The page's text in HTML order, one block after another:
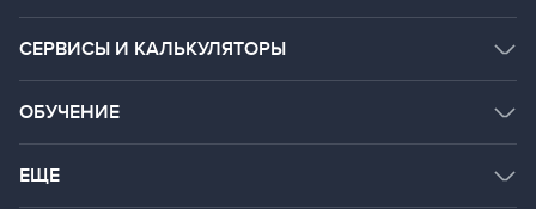
ДОКУМЕНТАЦИЯ
СЕРВИСЫ И КАЛЬКУЛЯТОРЫ
ROOF.RU
ОБУЧЕНИЕ
ЕЩЕ